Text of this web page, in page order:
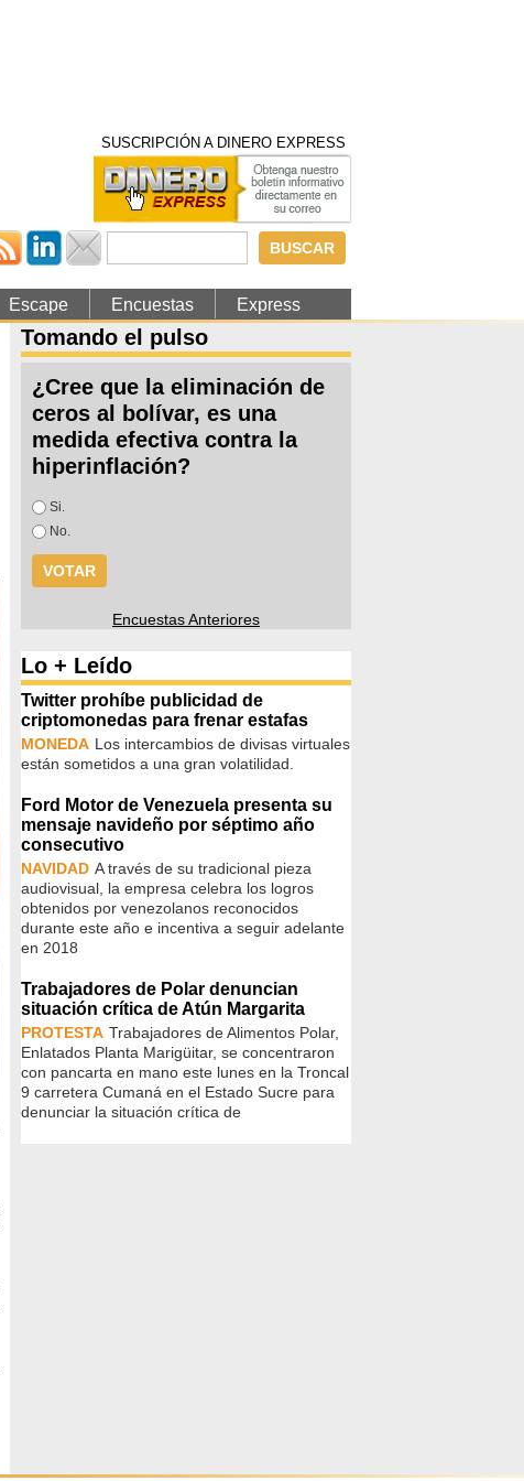
SUSCRIPCIÓN A DINERO EXPRESS
Formulario de
búsqueda
Escape Encuestas Express
Tomando el pulso
¿Cree que la eliminación de
ceros al bolívar, es una
medida efectiva contra la
hiperinflación?
Opciones
Si.
No.
Encuestas Anteriores
Lo + Leído
Twitter prohíbe publicidad de
criptomonedas para frenar estafas
MONEDA Los intercambios de divisas virtuales
están sometidos a una gran volatilidad.
Ford Motor de Venezuela presenta su
mensaje navideño por séptimo año
consecutivo
NAVIDAD A través de su tradicional pieza
audiovisual, la empresa celebra los logros
obtenidos por venezolanos reconocidos
durante este año e incentiva a seguir adelante
en 2018
Trabajadores de Polar denuncian
situación crítica de Atún Margarita
PROTESTA Trabajadores de Alimentos Polar,
Enlatados Planta Marigüitar, se concentraron
con pancarta en mano este lunes en la Troncal
9 carretera Cumaná en el Estado Sucre para
denunciar la situación crítica de